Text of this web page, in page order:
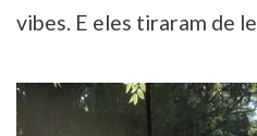
vibes. E eles tiraram de